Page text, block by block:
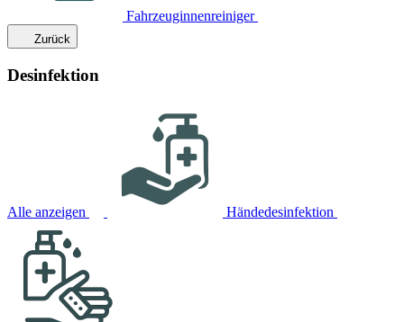
Fahrzeuginnenreiniger
Zurück
Desinfektion
Alle anzeigen Händedesinfektion